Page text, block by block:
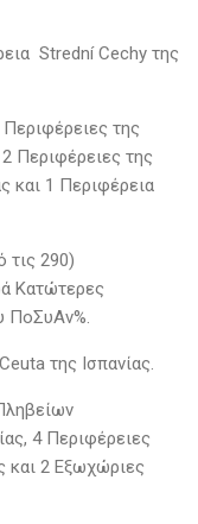
Strední Cechy της
της
Περιφέρειες της
και 1 Περιφέρεια
τις 290)
Κατώτερες
ΠοΣυΑν%.
της Ισπανίας.
4 Περιφέρειες
και 2 Εξωχώριες